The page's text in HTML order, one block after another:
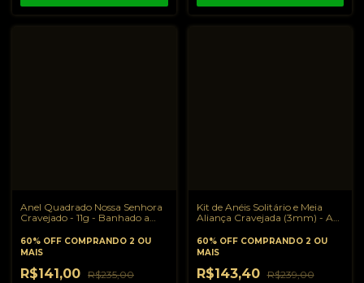
Anel Quadrado Nossa Senhora
Cravejado - 11g - Banhado a
60% OFF COMPRANDO 2 OU
MAIS
R$141,00 R$235,00
Kit de Anéis Solitário e Meia
Aliança Cravejada (3mm) - A
60% OFF COMPRANDO 2 OU
MAIS
R$143,40 R$239,00